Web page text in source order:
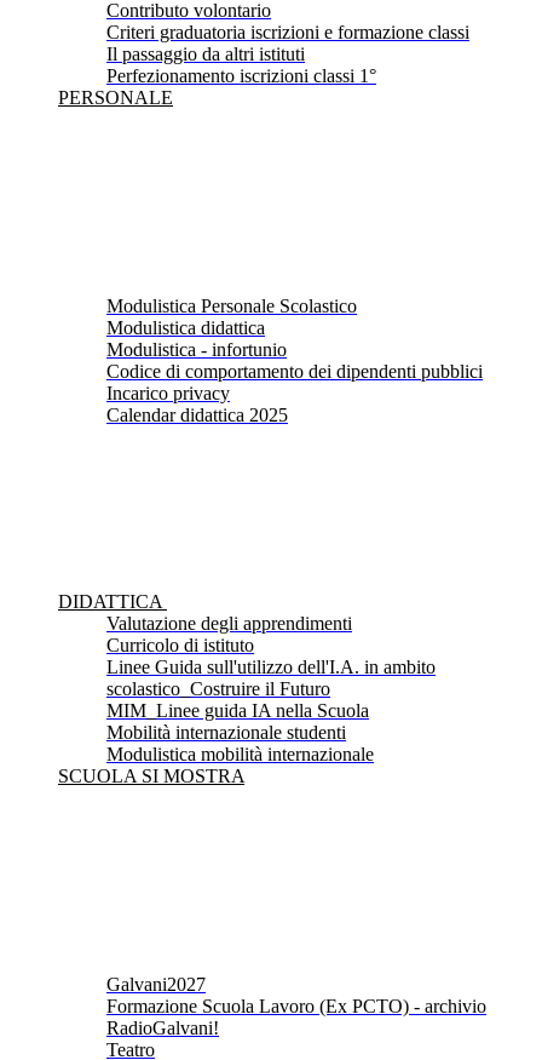
Contributo volontario
Criteri graduatoria iscrizioni e formazione classi
Il passaggio da altri istituti
Perfezionamento iscrizioni classi 1°
PERSONALE
Modulistica Personale Scolastico
Modulistica didattica
Modulistica - infortunio
Codice di comportamento dei dipendenti pubblici
Incarico privacy
Calendar didattica 2025
DIDATTICA
Valutazione degli apprendimenti
Curricolo di istituto
Linee Guida sull'utilizzo dell'I.A. in ambito
scolastico_Costruire il Futuro
MIM_Linee guida IA nella Scuola
Mobilità internazionale studenti
Modulistica mobilità internazionale
SCUOLA SI MOSTRA
Galvani2027
Formazione Scuola Lavoro (Ex PCTO) - archivio
RadioGalvani!
Teatro